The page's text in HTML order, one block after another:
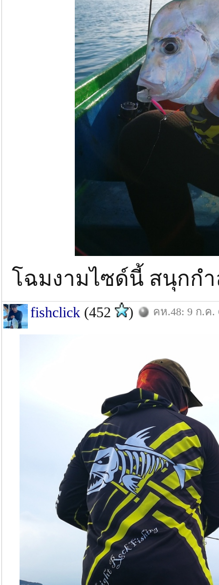
โฉมงามไซด์นี้ สนุกก
fishclick (452 ) คห.48: 9 ก.ค.